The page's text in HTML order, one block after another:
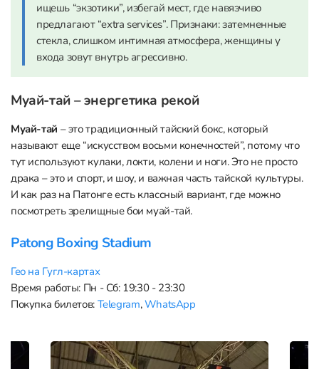
ищешь “экзотики”, избегай мест, где навязчиво
предлагают “extra services”. Признаки: затемненные
стекла, слишком интимная атмосфера, женщины у
входа зовут внутрь агрессивно.
Муай-тай – энергетика рекой
Муай-тай – это традиционный тайский бокс, который
называют еще “искусством восьми конечностей”, потому что
тут используют кулаки, локти, колени и ноги. Это не просто
драка – это и спорт, и шоу, и важная часть тайской культуры.
И как раз на Патонге есть классный вариант, где можно
посмотреть зрелищные бои муай-тай.
Patong Boxing Stadium
Гео на Гугл-картах
Время работы: Пн - Сб: 19:30 - 23:30
Покупка билетов: Telegram,WhatsApp